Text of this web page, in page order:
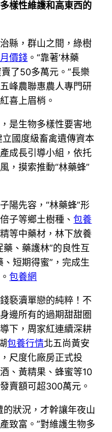
樣性維護和高東西的
縣，群山之間，綠樹
價錢 。“靠著‘林藥
了50多萬元。”長樂
峰農聯惠農人專門研
喜上眉梢。
是生物多樣性要害地
國度級畜禽遺傳資本
成長引導小組，依托
，摸索推動“林藥蜂”
陽先容，“林藥蜂”形
子等鄉土樹種、包養
等中藥材，林下放養
、藥護林”的良性互
短期得蜜”，完成生
包養網
褻瀆單戀的純粹！不
邊所有的過期甜甜圈
下，周家紅連續深耕
包養行情北五尚黃安
尺度化廠房正式投
、黃精果、蜂蜜等10
賣額可超300萬元。
的狀況，才幹讓年夜山
致富。”對維護生物多